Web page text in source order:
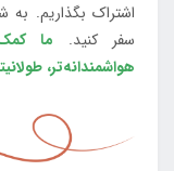
اشتراک بگذاریم. به
سفر کنید. ما
هواشمندانه‌تر، طولانی‎تر و هیجان‌انگیزتر باشد.